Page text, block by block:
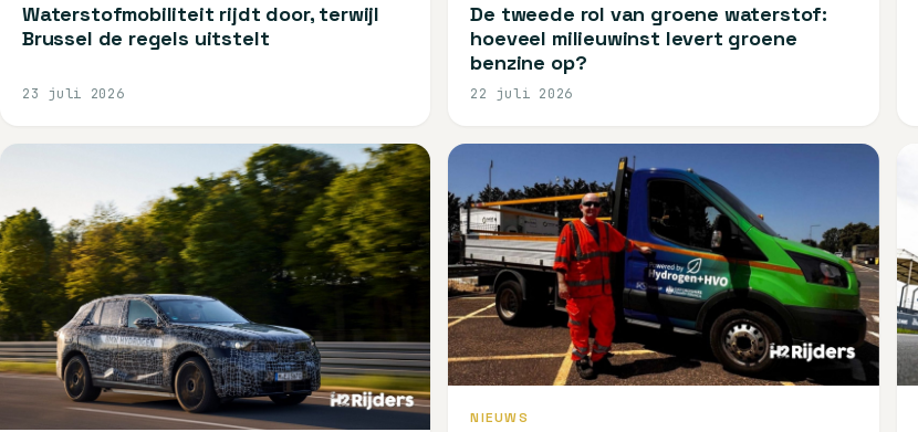
Waterstofmobiliteit rijdt door, terwijl
Brussel de regels uitstelt
23 juli 2026
De tweede rol van groene waterstof:
hoeveel milieuwinst levert groene
benzine op?
22 juli 2026
NIEUWS